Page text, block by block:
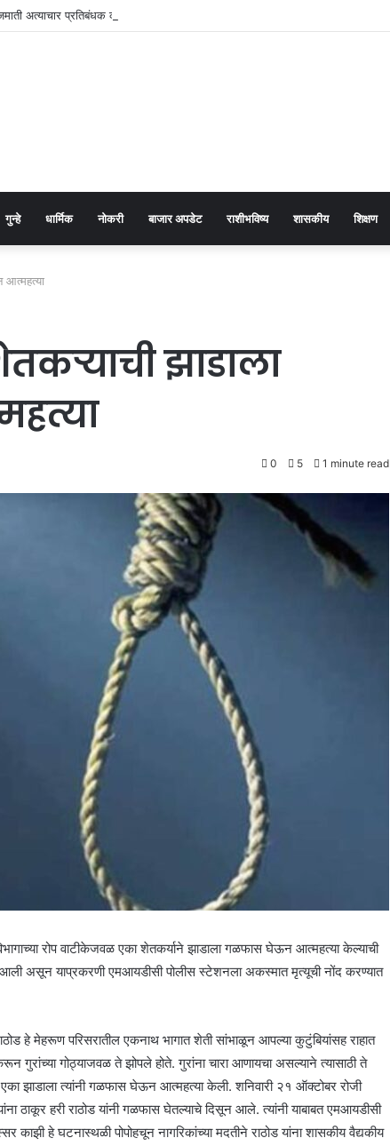
अत्याचार प्रतिबंधक कायद्याच्या प्रभावी अंमलबजावणीसाठी १२५ पोलीस पाटलांची कार्यशाळा
गुन्हे धार्मिक नोकरी बाजार अपडेट राशीभविष्य शासकीय शिक्षण
झाडाला
0 5 1 minute read
रोप वाटीकेजवळ एका शेतकर्याने झाडाला गळफास घेऊन आत्महत्या केल्याची
असून याप्रकरणी एमआयडीसी पोलीस स्टेशनला अकस्मात मृत्यूची नोंद करण्यात
हे मेहरूण परिसरातील एकनाथ भागात शेती सांभाळून आपल्या कुटुंबियांसह राहात
गुरांच्या गोठ्याजवळ ते झोपले होते. गुरांना चारा आणायचा असल्याने त्यासाठी ते
झाडाला त्यांनी गळफास घेऊन आत्महत्या केली. शनिवारी २१ ऑक्टोबर रोजी
ठाकूर हरी राठोड यांनी गळफास घेतल्याचे दिसून आले. त्यांनी याबाबत एमआयडीसी
काझी हे घटनास्थळी पोपोहचून नागरिकांच्या मदतीने राठोड यांना शासकीय वैद्यकीय